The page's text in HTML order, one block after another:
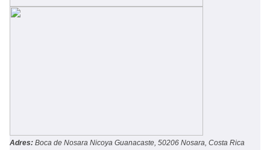
Adres: Boca de Nosara Nicoya Guanacaste, 50206 Nosara, Costa Rica